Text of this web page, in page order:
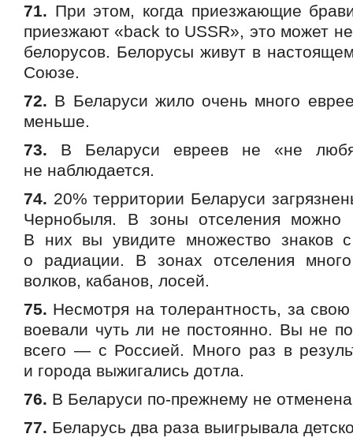
71. При этом, когда приезжающие
приезжают «back to USSR», это может
белорусов. Белорусы живут в
Союзе.
72. В Беларуси жило очень много
меньше.
73. В Беларуси евреев не «не
не наблюдается.
74. 20% территории Беларуси
Чернобыля. В зоны отселения можно
В них вы увидите множество знаков
о радиации. В зонах отселения
волков, кабанов, лосей.
75. Несмотря на толерантность, за
воевали чуть ли не постоянно. Вы не
всего — с Россией. Много раз в
и города выжигались дотла.
76. В Беларуси по-прежнему не
77. Беларусь два раза выигрывала